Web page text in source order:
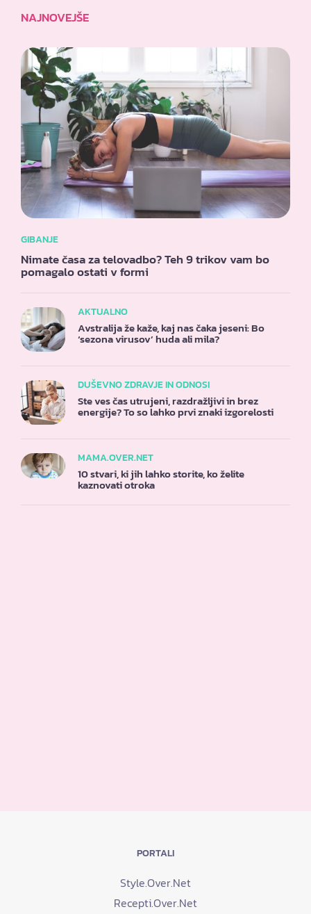
NAJNOVEJŠE
GIBANJE
Nimate časa za telovadbo? Teh 9 trikov vam bo
pomagalo ostati v formi
AKTUALNO
Avstralija že kaže, kaj nas čaka jeseni: Bo
‘sezona virusov’ huda ali mila?
DUŠEVNO ZDRAVJE IN ODNOSI
Ste ves čas utrujeni, razdražljivi in brez
energije? To so lahko prvi znaki izgorelosti
MAMA.OVER.NET
10 stvari, ki jih lahko storite, ko želite
kaznovati otroka
PORTALI
Style.Over.Net
Recepti.Over.Net